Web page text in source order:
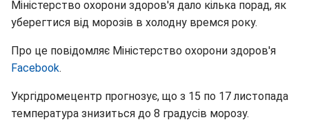
Міністерство охорони здоров'я дало кілька порад, як
уберегтися від морозів в холодну времся року.
Про це повідомляє Міністерство охорони здоров'я
Facebook.
Укргідромецентр прогнозує, що з 15 по 17 листопада
температура знизиться до 8 градусів морозу.